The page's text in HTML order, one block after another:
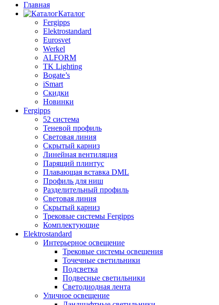
Главная
Каталог
Fergipps
Elektrostandard
Eurosvet
Werkel
ALFORM
TK Lighting
Bogate’s
iSmart
Скидки
Новинки
Fergipps
52 система
Теневой профиль
Световая линия
Скрытый карниз
Линейная вентиляция
Парящий плинтус
Плавающая вставка DML
Профиль для ниш
Разделительный профиль
Световая линия
Скрытый карниз
Трековые системы Fergipps
Комплектующие
Elektrostandard
Интерьерное освещение
Трековые системы освещения
Точечные светильники
Подсветка
Подвесные светильники
Светодиодная лента
Уличное освещение